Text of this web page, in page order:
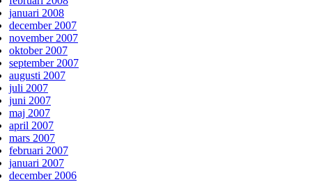
januari 2008
december 2007
november 2007
oktober 2007
september 2007
augusti 2007
juli 2007
juni 2007
maj 2007
april 2007
mars 2007
februari 2007
januari 2007
december 2006